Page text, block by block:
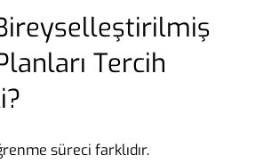
Tercih
süreci farklıdır.